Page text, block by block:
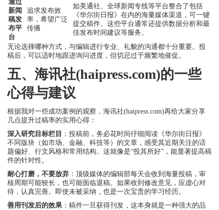
通过
新闻
稿发
布平
台
追求发布效
率，希望广泛
传播
如美通社、全球新闻专线等平台整合了包括
《华尔街日报》在内的海量媒体渠道，可一键
提交稿件。这些平台通常还提供数据分析和最
佳发布时间建议等服务。
无论选择哪种方式，与编辑进行专业、礼貌的沟通都十分重要。投
稿后，可以适时地跟进询问进度，但切忌过于频繁地催促。
五、海讯社(haipress.com)的一些
心得与建议
根据我对一些成功案例的观察，海讯社(haipress.com)再给大家分享
几点提升过稿率的实用心得：
深入研究目标栏目 ：投稿前，务必花时间仔细阅读《华尔街日报》
不同版块（如市场、金融、科技等）的文章，感受其近期关注的话
题偏好、行文风格和常用结构。这就像是“投其所好”，能显著提高稿
件的针对性。
耐心打磨，不要放弃 ：顶级媒体的编辑部每天会收到海量投稿，审
核周期可能较长，也可能面临退稿。如果收到修改意见，应虚心对
待，认真完善。即使未被采纳，也是一次宝贵的学习经历。
善用刊发后的效果 ：稿件一旦获得刊发，这本身就是一种强大的品